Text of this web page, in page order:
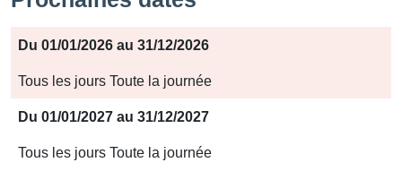
Période
Jours
Horaires
Du 01/01/2026 au 31/12/2026
Tous les jours Toute la journée
Du 01/01/2027 au 31/12/2027
Tous les jours Toute la journée